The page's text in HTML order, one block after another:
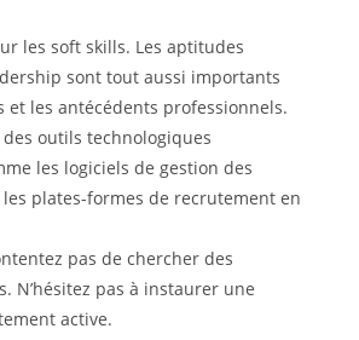
les soft skills. Les aptitudes
sont tout aussi importants
et les antécédents professionnels.
outils technologiques
les logiciels de gestion des
plates-formes de recrutement en
pas de chercher des
N’hésitez pas à instaurer une
active.